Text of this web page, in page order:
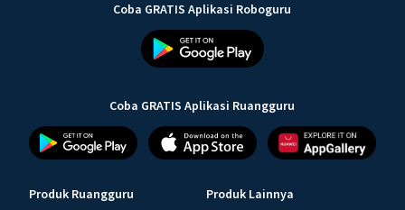
Coba GRATIS Aplikasi Roboguru
Coba GRATIS Aplikasi Ruangguru
Produk Ruangguru Produk Lainnya